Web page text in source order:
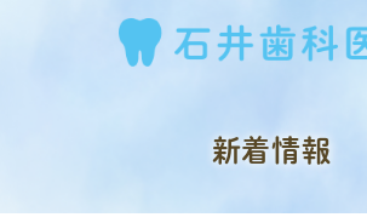
新着情報